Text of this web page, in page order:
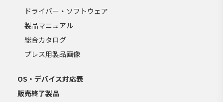
ドライバー・ソフトウェア
製品マニュアル
総合カタログ
プレス用製品画像
OS・デバイス対応表
販売終了製品